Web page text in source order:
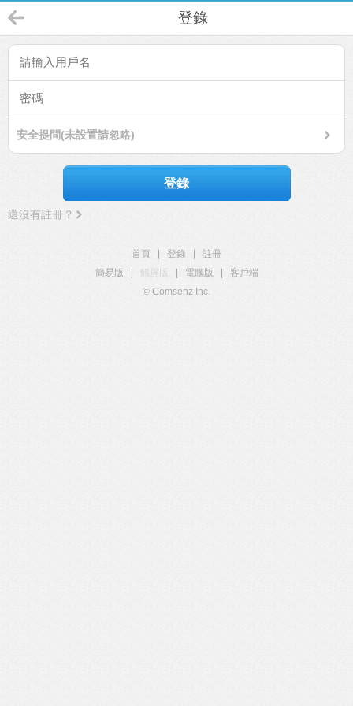
登錄
安全提問(未設置請忽略)
登錄
還沒有註冊？
首頁 登錄
註冊
簡易版
觸屏版 電腦版
客戶端
© Comsenz Inc.